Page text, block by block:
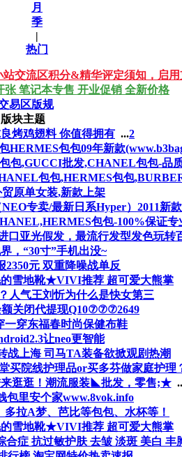
月
季
|
热门
交流区积分&精华评定须知，启
笔记本专售 开业促销 全新价格
易区版规
版块主题
烤鸡翅料 你值得拥有 ...2
包包09年新款
包,GUCCI批发,CHANEL包包-品
包包,HERMES包包
贸原单女装,新款上架
专卖/最新日系Hyper）2011新
包包-100%保证专
口亚光假发，最流行发型发色玩转
，“30寸”手机出没~
2350元 双重降噪战单反
雪地靴★VIVI推荐 超可爱大熊掌
人气王刘忻为什么是快女第三
额关闭代提现Q10⑦⑦⑦2649
一穿东福春时尚保健布鞋
让neo更智能
战上海 司马TA装备欲掀观剧热潮
买院线护理品or买多芬做家庭护理
来逛逛！潮流服装◣批发，零售;★
包里安个家www.8vok.info
拉A梦、芭比等包包、水杯等！
雪地靴★VIVI推荐 超可爱大熊掌
症 抗过敏护肤 去皱 淡斑 美白